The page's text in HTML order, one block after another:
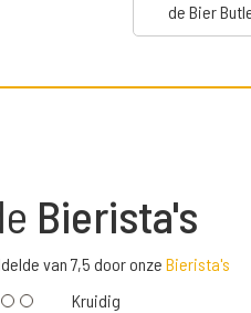
de Bier
Bierista's
van 7,5 door onze Bierista's
Kruidig